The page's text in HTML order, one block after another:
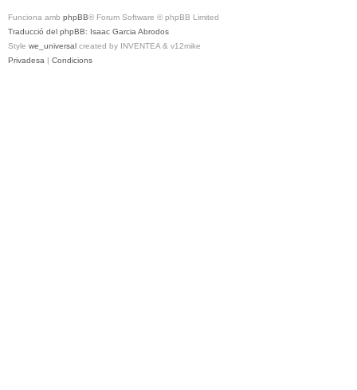
Funciona amb phpBB® Forum Software © phpBB Limited
Traducció del phpBB: Isaac Garcia Abrodos
Style we_universal created by INVENTEA & v12mike
Privadesa | Condicions